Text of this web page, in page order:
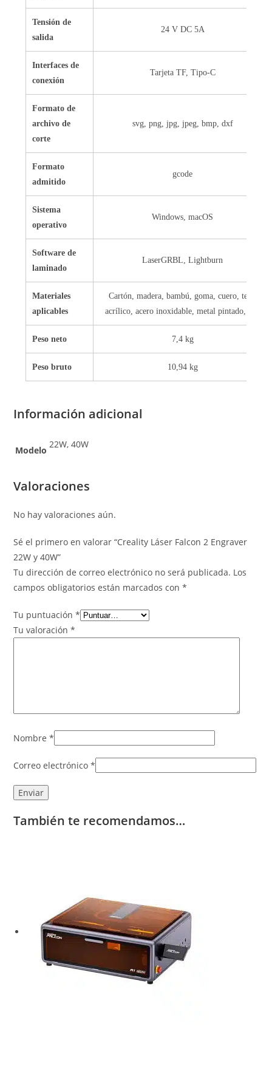
Tensión de
salida
24 V DC 5A
Interfaces de
conexión
Tarjeta TF, Tipo-C
Formato de
archivo de
corte
svg, png, jpg, jpeg, bmp, dxf
Formato
admitido
gcode
Sistema
operativo
Windows, macOS
Software de
laminado
LaserGRBL, Lightburn
Materiales
aplicables
Cartón, madera, bambú, goma, cuero, tela,
acrílico, acero inoxidable, metal pintado, etc.
Peso neto 7,4 kg
Peso bruto 10,94 kg
Información adicional
Modelo
22W, 40W
Valoraciones
No hay valoraciones aún.
Sé el primero en valorar “Creality Láser Falcon 2 Engraver
22W y 40W”
Tu dirección de correo electrónico no será publicada. Los
campos obligatorios están marcados con*
Tu puntuación*
Tu valoración*
Nombre*
Correo electrónico*
También te recomendamos…